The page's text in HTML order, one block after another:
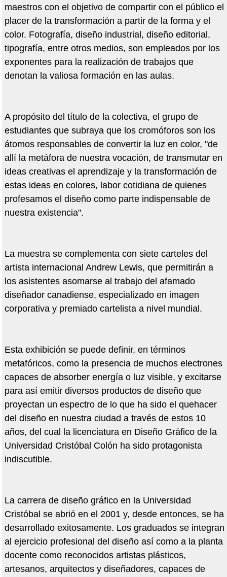
maestros con el objetivo de compartir con el público el
placer de la transformación a partir de la forma y el
color. Fotografía, diseño industrial, diseño editorial,
tipografía, entre otros medios, son empleados por los
exponentes para la realización de trabajos que
denotan la valiosa formación en las aulas.
A propósito del título de la colectiva, el grupo de
estudiantes que subraya que los cromóforos son los
átomos responsables de convertir la luz en color, "de
allí la metáfora de nuestra vocación, de transmutar en
ideas creativas el aprendizaje y la transformación de
estas ideas en colores, labor cotidiana de quienes
profesamos el diseño como parte indispensable de
nuestra existencia".
La muestra se complementa con siete carteles del
artista internacional Andrew Lewis, que permitirán a
los asistentes asomarse al trabajo del afamado
diseñador canadiense, especializado en imagen
corporativa y premiado cartelista a nivel mundial.
Esta exhibición se puede definir, en términos
metafóricos, como la presencia de muchos electrones
capaces de absorber energía o luz visible, y excitarse
para así emitir diversos productos de diseño que
proyectan un espectro de lo que ha sido el quehacer
del diseño en nuestra ciudad a través de estos 10
años, del cual la licenciatura en Diseño Gráfico de la
Universidad Cristóbal Colón ha sido protagonista
indiscutible.
La carrera de diseño gráfico en la Universidad
Cristóbal se abrió en el 2001 y, desde entonces, se ha
desarrollado exitosamente. Los graduados se integran
al ejercicio profesional del diseño así como a la planta
docente como reconocidos artistas plásticos,
artesanos, arquitectos y diseñadores, capaces de